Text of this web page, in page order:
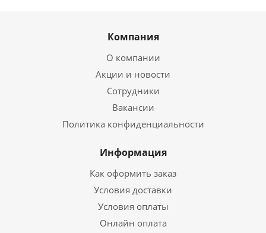
Компания
О компании
Акции и новости
Сотрудники
Вакансии
Политика конфиденциальности
Информация
Как оформить заказ
Условия доставки
Условия оплаты
Онлайн оплата